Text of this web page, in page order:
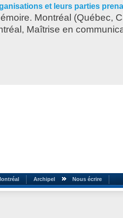
et leurs parties
Montréal (Québec,
Maîtrise en
Archipel Nous écrire